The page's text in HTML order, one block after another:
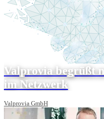
Valprovia begrüßt
im Netzwerk
Valprovia GmbH